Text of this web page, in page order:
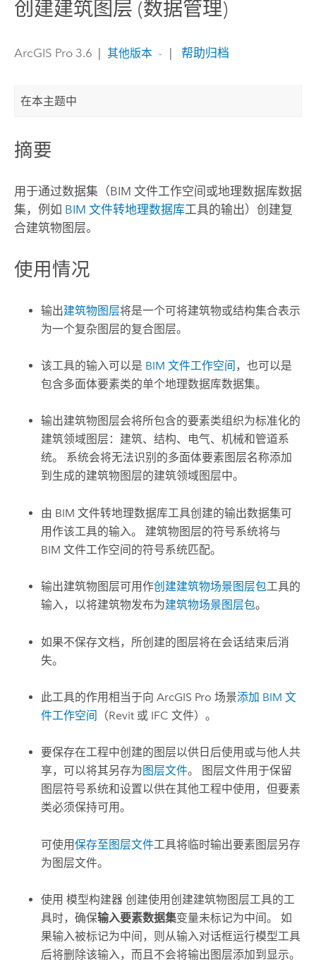
创建建筑图层 (数据管理)
ArcGIS Pro 3.6 其他版本 帮助归档
在本主题中
摘要
用于通过数据集（BIM 文件工作空间或地理数据库数据
集，例如 BIM 文件转地理数据库工具的输出）创建复
合建筑物图层。
使用情况
输出建筑物图层将是一个可将建筑物或结构集合表示
为一个复杂图层的复合图层。
该工具的输入可以是 BIM 文件工作空间 ，也可以是
包含多面体要素类的单个地理数据库数据集。
输出建筑物图层会将所包含的要素类组织为标准化的
建筑领域图层：建筑、结构、电气、机械和管道系
统。 系统会将无法识别的多面体要素图层名称添加
到生成的建筑物图层的建筑领域图层中。
由 BIM 文件转地理数据库工具创建的输出数据集可
用作该工具的输入。 建筑物图层的符号系统将与
BIM 文件工作空间的符号系统匹配。
输出建筑物图层可用作创建建筑物场景图层包工具的
输入，以将建筑物发布为建筑物场景图层包。
如果不保存文档，所创建的图层将在会话结束后消
失。
此工具的作用相当于向ArcGIS Pro 场景添加 BIM 文
件工作空间
（Revit 或 IFC 文件）。
要保存在工程中创建的图层以供日后使用或与他人共
享，可以将其另存为 图层文件。 图层文件用于保留
图层符号系统和设置以供在其他工程中使用，但要素
类必须保持可用。
可使用保存至图层文件工具将临时输出要素图层另存
为图层文件。
使用模型构建器 创建使用创建建筑物图层工具的工
具时，确保输入要素数据集变量未标记为中间。 如
果输入被标记为中间，则从输入对话框运行模型工具
后将删除该输入，而且不会将输出图层添加到显示。